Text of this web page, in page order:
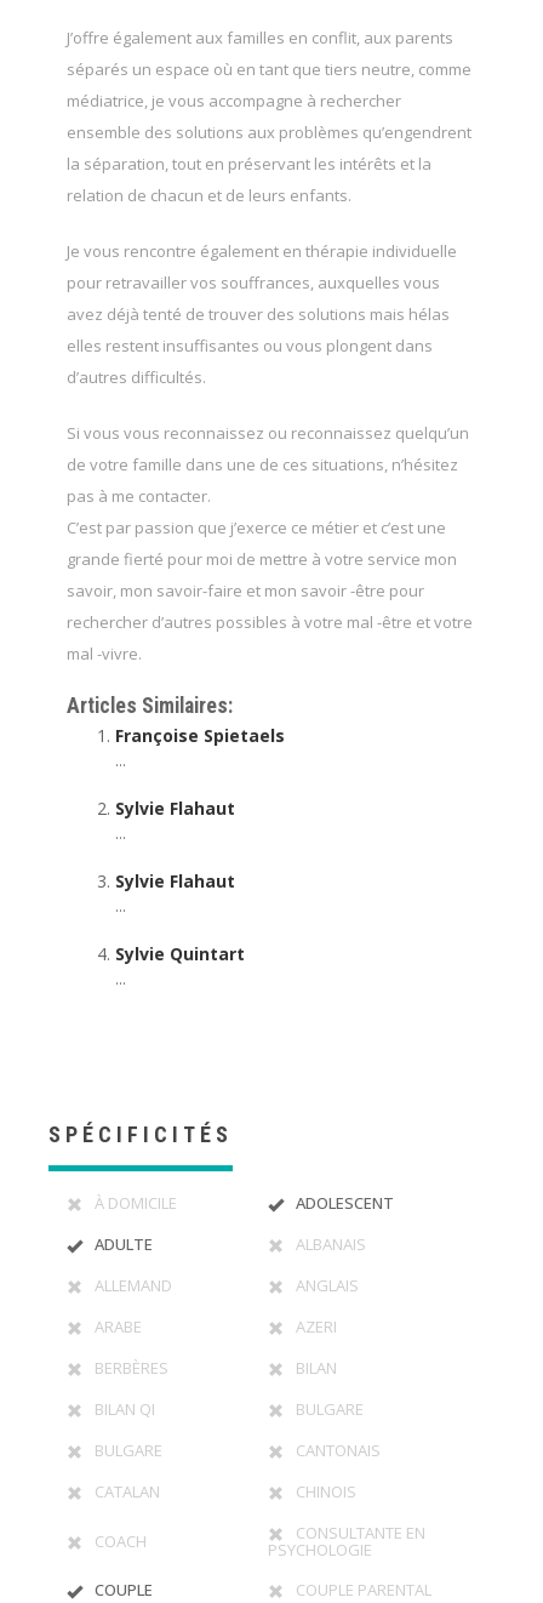
J’offre également aux familles en conflit, aux parents
séparés un espace où en tant que tiers neutre, comme
médiatrice, je vous accompagne à rechercher
ensemble des solutions aux problèmes qu’engendrent
la séparation, tout en préservant les intérêts et la
relation de chacun et de leurs enfants.
Je vous rencontre également en thérapie individuelle
pour retravailler vos souffrances, auxquelles vous
avez déjà tenté de trouver des solutions mais hélas
elles restent insuffisantes ou vous plongent dans
d’autres difficultés.
Si vous vous reconnaissez ou reconnaissez quelqu’un
de votre famille dans une de ces situations, n’hésitez
pas à me contacter.
C’est par passion que j’exerce ce métier et c’est une
grande fierté pour moi de mettre à votre service mon
savoir, mon savoir-faire et mon savoir -être pour
rechercher d’autres possibles à votre mal -être et votre
mal -vivre.
Articles Similaires:
Françoise Spietaels
...
Sylvie Flahaut
...
Sylvie Flahaut
...
Sylvie Quintart
...
SPÉCIFICITÉS
À DOMICILE
ADOLESCENT
ADULTE
ALBANAIS
ALLEMAND
ANGLAIS
ARABE
AZERI
BERBÈRES
BILAN
BILAN QI
BULGARE
BULGARE
CANTONAIS
CATALAN
CHINOIS
COACH CONSULTANTE EN
PSYCHOLOGIE
COUPLE
COUPLE PARENTAL